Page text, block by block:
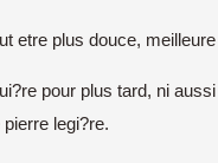
etre plus douce,
pour plus tard, ni
pierre legi?re.